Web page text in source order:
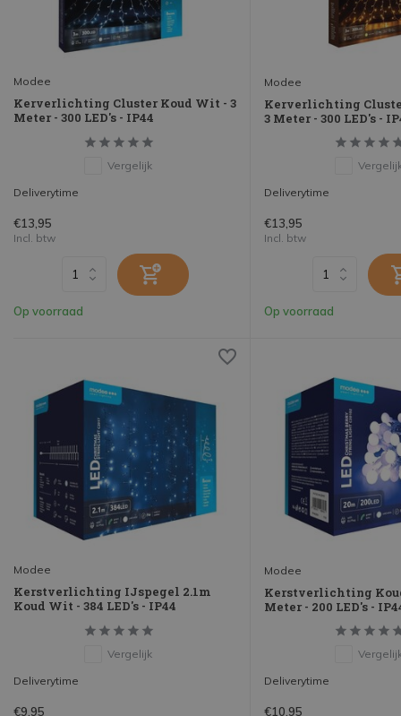
Modee
Kerverlichting Cluster Koud Wit - 3
Meter - 300 LED's - IP44
Vergelijk
Deliverytime
€13,95
Incl. btw
Op voorraad
Modee
Kerverlichting
3 Meter - 300 LED's -
Deliverytime
€13,95
Incl. btw
Op voorraad
Modee
Kerstverlichting IJspegel 2.1m
Koud Wit - 384 LED's - IP44
Vergelijk
Deliverytime
€9,95
Modee
Kerstverlichting
Meter - 200 LED's -
Deliverytime
€10,95